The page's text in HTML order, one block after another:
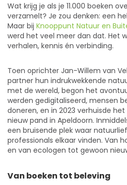
Wat krijg je als je 11.000 boeken
verzamelt? Je zou denken: een
Maar bij Knooppunt Natuur en
werd het veel meer dan dat. Het
verhalen, kennis én verbinding.
Toen oprichter Jan-Willem van
partner hun indrukwekkende
met de wereld, begon het
werden gedigitaliseerd, mensen
doneren, en in 2023 verhuisde
nieuw pand in Apeldoorn.
een bruisende plek waar
professionals elkaar vinden. Van
en van ecologen tot gewoon
Van boeken tot beleving